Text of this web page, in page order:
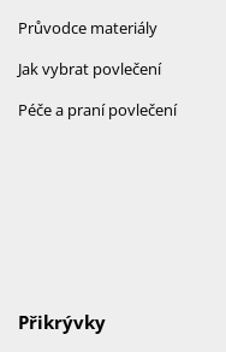
Průvodce materiály
Jak vybrat povlečení
Péče a praní povlečení
Přikrývky